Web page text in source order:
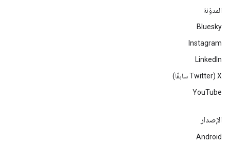
المدوّنة
Bluesky
Instagram
LinkedIn
‫X ‏(Twitter سابقًا)
YouTube
الإصدار
Android